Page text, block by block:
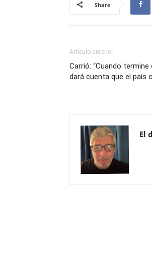
Share
Artículo anterior
Carrió: “Cuando
dará cuenta que el país
El